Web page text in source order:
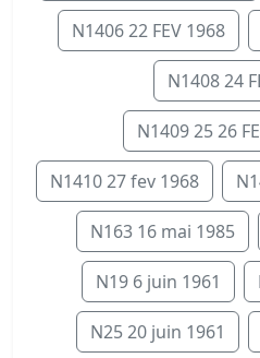
N1406 22 FEV 1968
N1408 24
N1409 25 26
N1410 27 fev 1968
N163 16 mai 1985
N19 6 juin 1961
N25 20 juin 1961